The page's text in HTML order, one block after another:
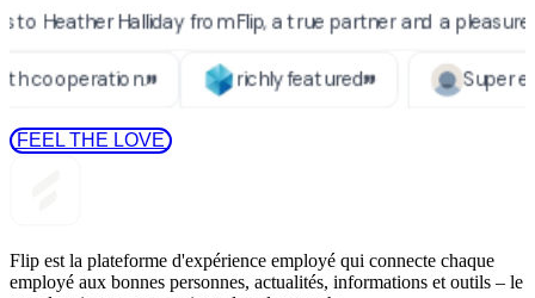
FEEL THE LOVE
Flip est la plateforme d'expérience employé qui connecte chaque
employé aux bonnes personnes, actualités, informations et outils – le